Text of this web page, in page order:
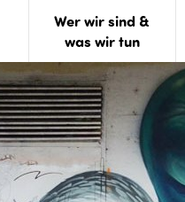
Wer wir sind &
was wir tun